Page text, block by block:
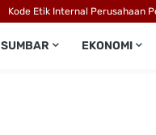
Kode Etik Internal Perusahaan
SUMBAR EKONOMI